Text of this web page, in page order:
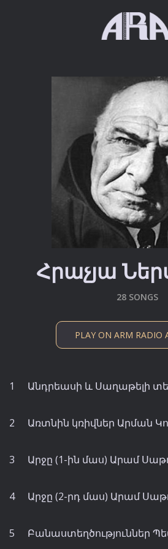
Հրաչյա
28 SONGS
PLAY ON ARM RADIO
1
2
3
4
5